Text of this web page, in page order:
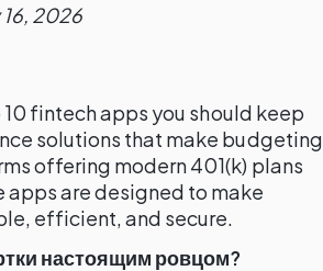
2026
fintech apps you should keep
solutions that make budgeting
offering modern 401(k) plans
are designed to make
efficient, and secure.
настоящим ровцом?